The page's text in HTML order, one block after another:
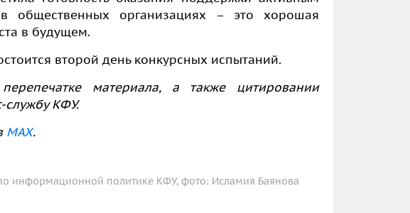
общественных организациях – это хорошая
в будущем.
второй день конкурсных испытаний.
материала, а также цитировании
службу КФУ.
MAX.
информационной политике КФУ, фото: Исламия Баянова